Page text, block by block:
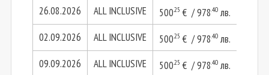
26.08.2026 ALL INCLUSIVE 500.25 € / 978.40лв.
02.09.2026 ALL INCLUSIVE 500.25 € / 978.40лв.
09.09.2026 ALL INCLUSIVE 500.25 € / 978.40лв.